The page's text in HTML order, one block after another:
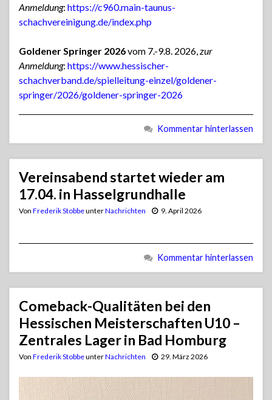
Anmeldung: https://c960.main-taunus-
schachvereinigung.de/index.php
Goldener Springer 2026vom 7.-9.8. 2026, zur
Anmeldung: https://www.hessischer-
schachverband.de/spielleitung-einzel/goldener-
springer/2026/goldener-springer-2026
Kommentar hinterlassen
Vereinsabend startet wieder am
17.04. in Hasselgrundhalle
Von Frederik StobbeunterNachrichten 9. April 2026
Kommentar hinterlassen
Comeback-Qualitäten bei den
Hessischen Meisterschaften U10 –
Zentrales Lager in Bad Homburg
Von Frederik StobbeunterNachrichten 29. März 2026